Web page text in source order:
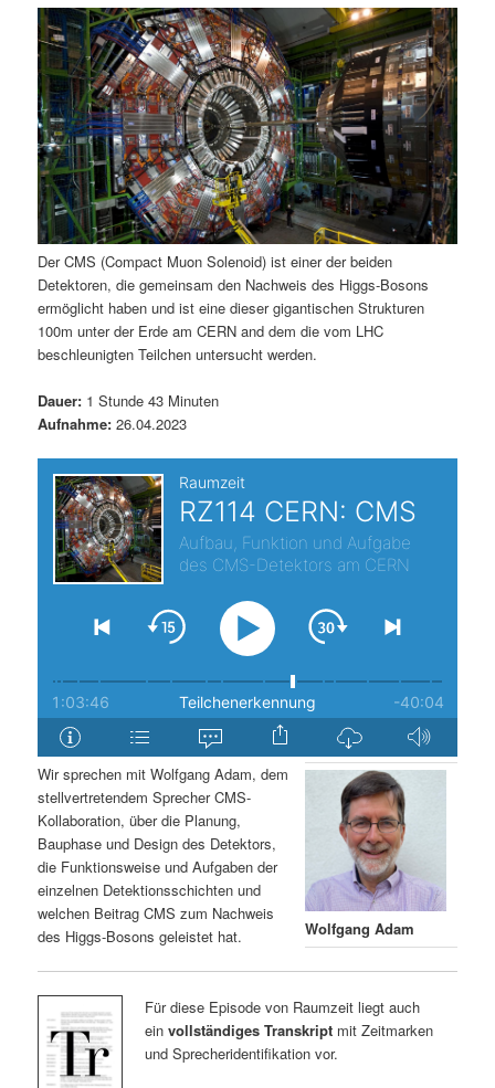
ä
r
e
n
I
n
h
l
t
s
p
n
g
e
n
n
d
ä
r
e
n
I
h
a
l
t
r
i
n
g
e
n
a
v
i
g
a
t
i
o
n
Der CMS (Compact Muon Solenoid) ist einer der beiden
Detektoren, die gemeinsam den Nachweis des Higgs-Bosons
ermöglicht haben und ist eine dieser gigantischen Strukturen
100m unter der Erde am CERN and dem die vom LHC
beschleunigten Teilchen untersucht werden.
Dauer: 1 Stunde 43 Minuten
Aufnahme: 26.04.2023
Wolfgang Adam
Wir sprechen mit Wolfgang Adam, dem
stellvertretendem Sprecher CMS-
Kollaboration, über die Planung,
Bauphase und Design des Detektors,
die Funktionsweise und Aufgaben der
einzelnen Detektionsschichten und
welchen Beitrag CMS zum Nachweis
des Higgs-Bosons geleistet hat.
Für diese Episode von Raumzeit liegt auch
ein vollständiges Transkriptmit Zeitmarken
und Sprecheridentifikation vor.